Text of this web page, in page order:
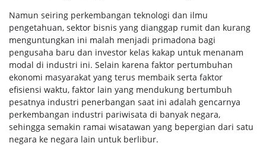
Namun seiring perkembangan teknologi dan ilmu
pengetahuan, sektor bisnis yang dianggap rumit dan kurang
menguntungkan ini malah menjadi primadona bagi
pengusaha baru dan investor kelas kakap untuk menanam
modal di industri ini. Selain karena faktor pertumbuhan
ekonomi masyarakat yang terus membaik serta faktor
efisiensi waktu, faktor lain yang mendukung bertumbuh
pesatnya industri penerbangan saat ini adalah gencarnya
perkembangan industri pariwisata di banyak negara,
sehingga semakin ramai wisatawan yang bepergian dari satu
negara ke negara lain untuk berlibur.